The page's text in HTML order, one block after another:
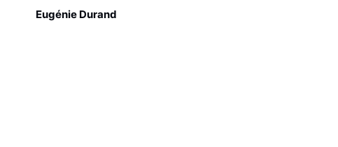
Eugénie Durand